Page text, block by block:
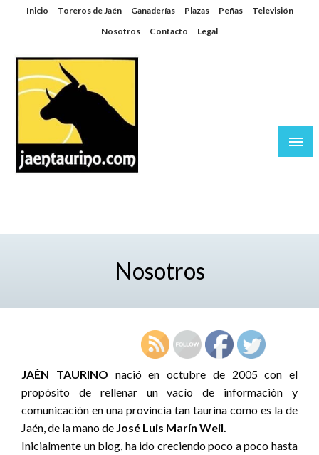
SaltarInicio Toreros de Jaén Ganaderías Plazas Peñas
Televisión
Nosotros
Contacto Legal
Nosotros
JAÉN TAURINO nació en octubre de 2005 con el
propósito de rellenar un vacío de información y
comunicación en una provincia tan taurina como es la de
Jaén, de la mano de José Luis Marín Weil.
Inicialmente un blog, ha ido creciendo poco a poco hasta